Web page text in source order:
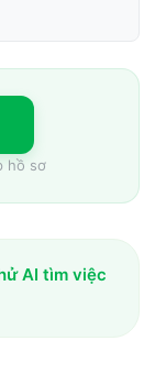
hồ sơ
AI tìm việc